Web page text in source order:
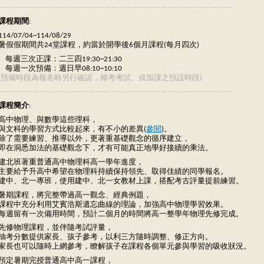
程期間 :
07/04~114/08/29
假假期間共24堂課程，約當於開學後6個月課程(每月四次)
每週三次正課：二三四19:30~21:30
每週一次預備：週日早08:10~10:10
預備時段為報名時另行確認，補考考試、或加課之預設時段)
程簡介:
中物理、與數學這些理科，
文科的學習方式比較起來，有不小的差異(參閱)。
除了需要練習、推導以外，更著重基礎觀念的循序建立，
在洞悉加法的基礎觀念下，才有可能真正地學好接續的乘法。
北班著重普通高中物理科高一學年進度，
要給予升高中希望在物理科持續保持領先、取得佳績的同學報名。
中、北一專班，使用建中、北一女教材上課，搭配考古評量提前練習。
期課程，將完整帶過高一觀念、經典例題，
程中充分利用艾賓浩斯遺忘曲線的理論，加強高中物理學習效果。
週留有一次備用時間，預計二個月的時間將高一整學年物理先修完成。
修物理課程，並伴隨考試評量，
考分數提供家長、孩子參考，以利三方隨時調整、修正方向。
長也可以隨時上網參考，瞭解孩子在課程各個單元參與學習的吸收狀況。
定暑期完授普通高中高一課程，